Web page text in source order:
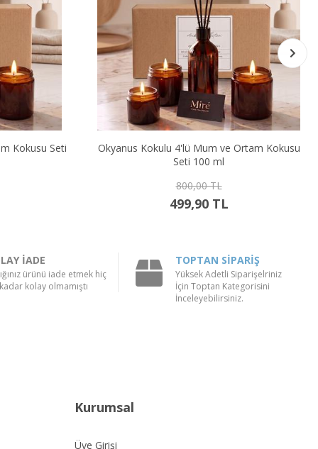
Okyanus Kokulu 4'lü Mum ve Ortam Kokusu
Portakal &
İADE
ürünü iade etmek hiç
kolay olmamıştı
TOPTAN SİPARİŞ
Yüksek Adetli Siparişelriniz
İçin Toptan Kategorisini
İnceleyebilirsiniz.
Kurumsal
Üye Girişi